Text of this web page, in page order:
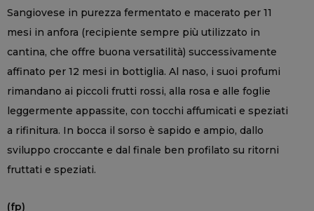
Sangiovese in purezza fermentato e macerato per 11
mesi in anfora (recipiente sempre più utilizzato in
cantina, che offre buona versatilità) successivamente
affinato per 12 mesi in bottiglia. Al naso, i suoi profumi
rimandano ai piccoli frutti rossi, alla rosa e alle foglie
leggermente appassite, con tocchi affumicati e speziati
a rifinitura. In bocca il sorso è sapido e ampio, dallo
sviluppo croccante e dal finale ben profilato su ritorni
fruttati e speziati.
(fp)